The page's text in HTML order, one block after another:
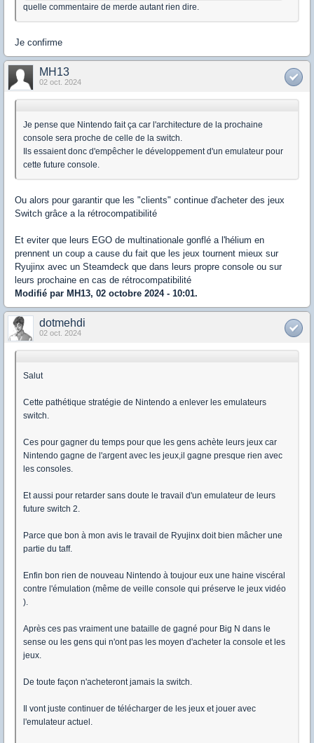
quelle commentaire de merde autant rien dire.
Je confirme
MH13
02 oct. 2024
Je pense que Nintendo fait ça car l'architecture de la prochaine
console sera proche de celle de la switch.
Ils essaient donc d'empêcher le développement d'un emulateur pour
cette future console.
Ou alors pour garantir que les "clients" continue d'acheter des jeux
Switch grâce a la rétrocompatibilité
Et eviter que leurs EGO de multinationale gonflé a l'hélium en
prennent un coup a cause du fait que les jeux tournent mieux sur
Ryujinx avec un Steamdeck que dans leurs propre console ou sur
leurs prochaine en cas de rétrocompatibilité
Modifié par MH13, 02 octobre 2024 - 10:01.
dotmehdi
02 oct. 2024
Salut
Cette pathétique stratégie de Nintendo a enlever les emulateurs
switch.
Ces pour gagner du temps pour que les gens achète leurs jeux car
Nintendo gagne de l'argent avec les jeux,il gagne presque rien avec
les consoles.
Et aussi pour retarder sans doute le travail d'un emulateur de leurs
future switch 2.
Parce que bon à mon avis le travail de Ryujinx doit bien mâcher une
partie du taff.
Enfin bon rien de nouveau Nintendo à toujour eux une haine viscéral
contre l'émulation (même de veille console qui préserve le jeux vidéo
).
Après ces pas vraiment une bataille de gagné pour Big N dans le
sense ou les gens qui n'ont pas les moyen d'acheter la console et les
jeux.
De toute façon n'acheteront jamais la switch.
Il vont juste continuer de télécharger de les jeux et jouer avec
l'emulateur actuel.